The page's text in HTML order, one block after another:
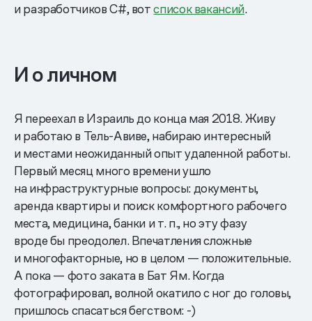
и разработчиков C#, вотсписок вакансий.
И о личном
Я переехал в Израиль до конца мая 2018. Живу
и работаю в Тель-Авиве, набираю интересный
и местами неожиданный опыт удаленной работы.
Первый месяц много времени ушло
на инфраструктурные вопросы: документы,
аренда квартиры и поиск комфортного рабочего
места, медицина, банки и т. п., но эту фазу
вроде бы преодолел. Впечатления сложные
и многофакторные, но в целом — положительные.
А пока — фото заката в Бат Ям. Когда
фотографировал, волной окатило с ног до головы,
пришлось спасаться бегством: -)